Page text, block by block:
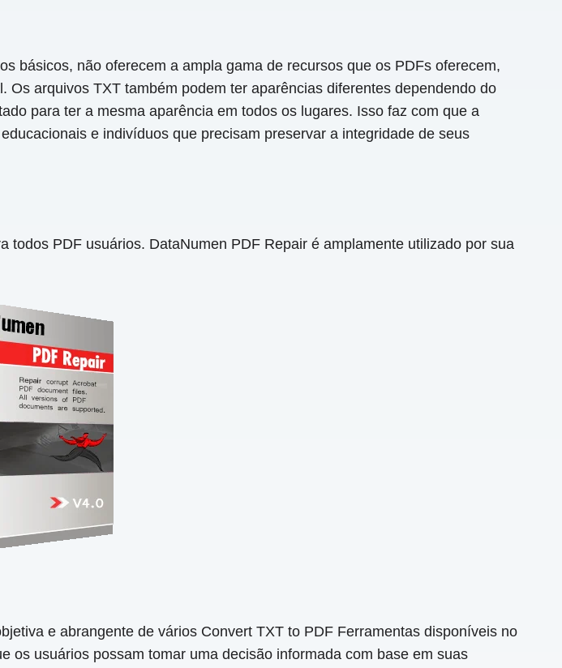
básicos, não oferecem a ampla gama de recursos que os PDFs oferecem,
arquivos TXT também podem ter aparências diferentes dependendo do
para ter a mesma aparência em todos os lugares. Isso faz com que a
e indivíduos que precisam preservar a integridade de seus
todos PDF usuários. DataNumen PDF Repair é amplamente utilizado por sua
e abrangente de vários Convert TXT to PDF Ferramentas disponíveis no
os usuários possam tomar uma decisão informada com base em suas